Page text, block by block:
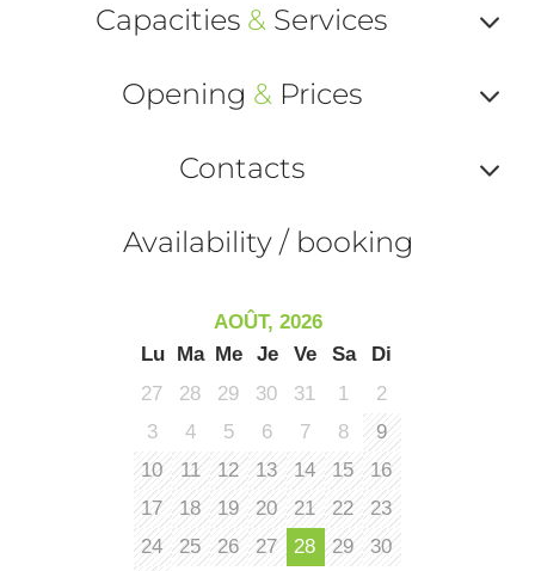
ou
Capacities & Services
ou
Opening & Prices
ou
Contacts
Availability / booking
AOÛT, 2026
Lu
Ma Me Je Ve Sa
Di
27
28 29 30 31 1
2
3
4 5 6 7 8
9
10
11 12 13 14 15
16
17
18 19 20 21 22
23
24
25 26 27 28 29
30